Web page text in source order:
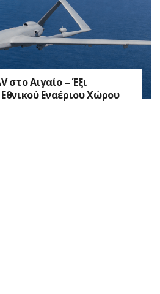
στο Αιγαίο – Έξι
Εναέριου Χώρου